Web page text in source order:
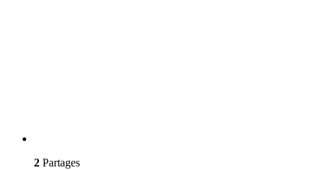
2 Partages